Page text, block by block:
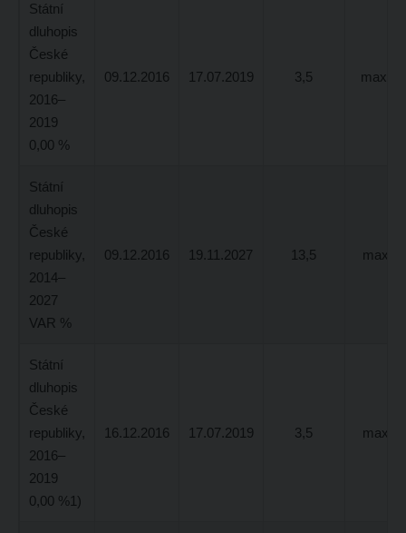
Státní
dluhopis
České
republiky,
2016–
2019
0,00 %
09.12.2016 17.07.2019 3,5 max.
Státní
dluhopis
České
republiky,
2014–
2027
VAR %
09.12.2016 19.11.2027 13,5 max
Státní
dluhopis
České
republiky,
2016–
2019
0,00 %1)
16.12.2016 17.07.2019 3,5 max